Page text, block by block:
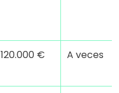
120.000 € A veces